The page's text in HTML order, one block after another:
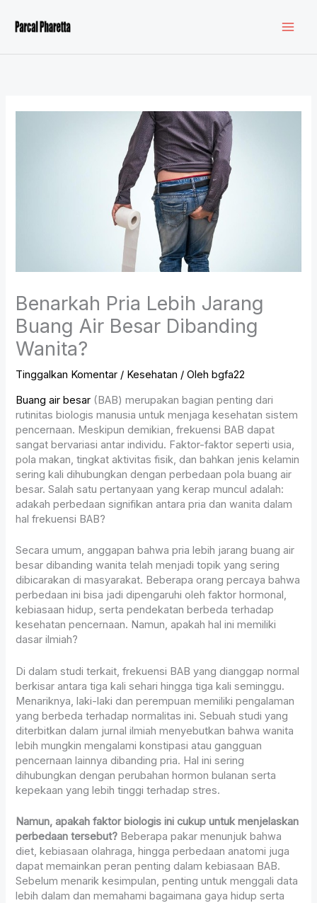
konten
Benarkah Pria Lebih Jarang
Buang Air Besar Dibanding
Wanita?
Tinggalkan Komentar / Kesehatan / Olehbgfa22
Buang air besar (BAB) merupakan bagian penting dari
rutinitas biologis manusia untuk menjaga kesehatan sistem
pencernaan. Meskipun demikian, frekuensi BAB dapat
sangat bervariasi antar individu. Faktor-faktor seperti usia,
pola makan, tingkat aktivitas fisik, dan bahkan jenis kelamin
sering kali dihubungkan dengan perbedaan pola buang air
besar. Salah satu pertanyaan yang kerap muncul adalah:
adakah perbedaan signifikan antara pria dan wanita dalam
hal frekuensi BAB?
Secara umum, anggapan bahwa pria lebih jarang buang air
besar dibanding wanita telah menjadi topik yang sering
dibicarakan di masyarakat. Beberapa orang percaya bahwa
perbedaan ini bisa jadi dipengaruhi oleh faktor hormonal,
kebiasaan hidup, serta pendekatan berbeda terhadap
kesehatan pencernaan. Namun, apakah hal ini memiliki
dasar ilmiah?
Di dalam studi terkait, frekuensi BAB yang dianggap normal
berkisar antara tiga kali sehari hingga tiga kali seminggu.
Menariknya, laki-laki dan perempuan memiliki pengalaman
yang berbeda terhadap normalitas ini. Sebuah studi yang
diterbitkan dalam jurnal ilmiah menyebutkan bahwa wanita
lebih mungkin mengalami konstipasi atau gangguan
pencernaan lainnya dibanding pria. Hal ini sering
dihubungkan dengan perubahan hormon bulanan serta
kepekaan yang lebih tinggi terhadap stres.
Namun, apakah faktor biologis ini cukup untuk menjelaskan
perbedaan tersebut? Beberapa pakar menunjuk bahwa
diet, kebiasaan olahraga, hingga perbedaan anatomi juga
dapat memainkan peran penting dalam kebiasaan BAB.
Sebelum menarik kesimpulan, penting untuk menggali data
lebih dalam dan memahami bagaimana gaya hidup serta